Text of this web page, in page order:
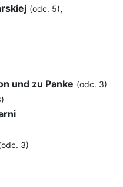
(odc. 5),
und zu Panke (odc. 3)
3)